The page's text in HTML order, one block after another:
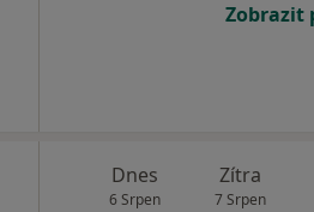
Zobrazit
Dnes
6 Srpen
Zítra
7 Srpen